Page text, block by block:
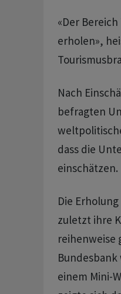
«Der
erholen»,
Nach
befragten
dass die
einschätzen.
Die
zuletzt ihre
reihenweise
einem Mini-